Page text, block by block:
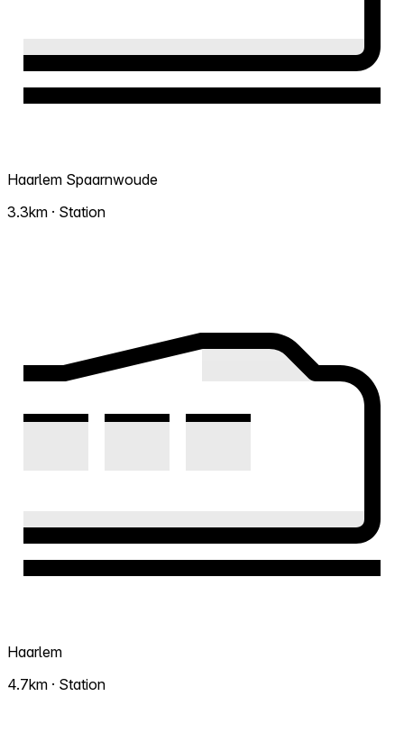
Haarlem Spaarnwoude
3.3km · Station
Haarlem
4.7km · Station